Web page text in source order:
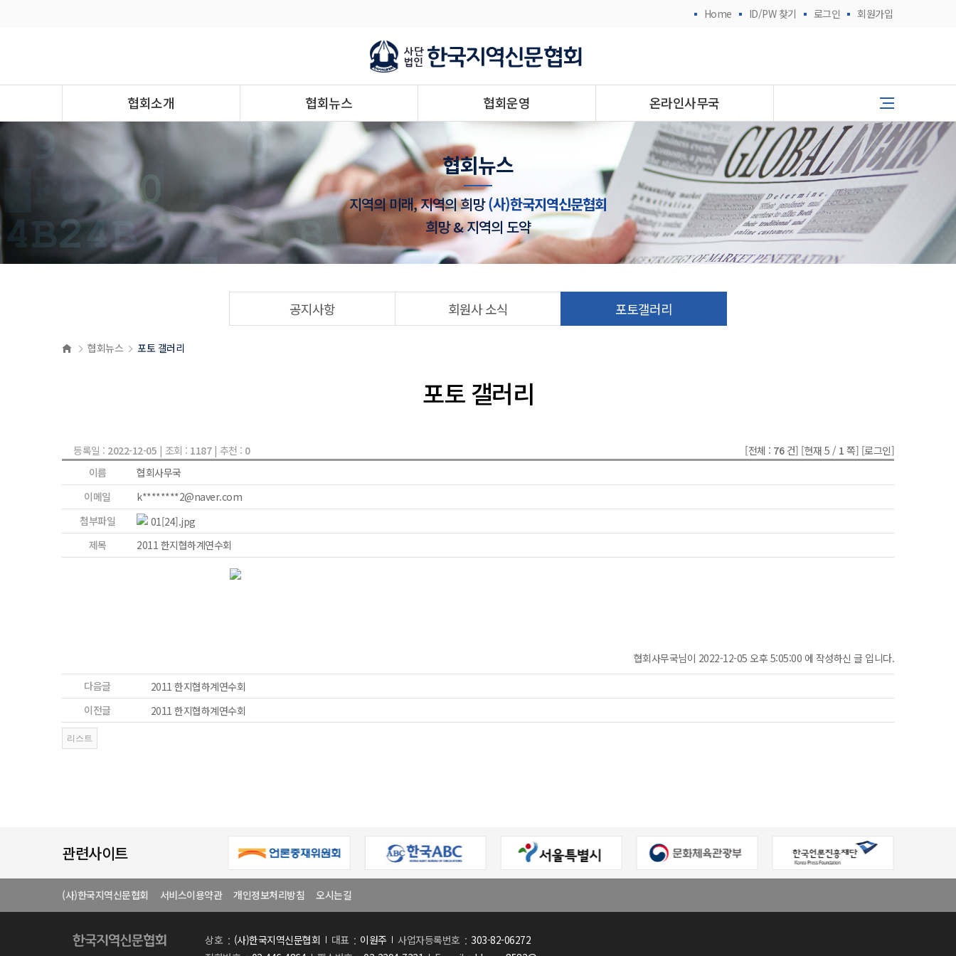
Home ID/PW 찾기 로그인 회원가입
협회소개 협회뉴스 협회운영 온라인사무국
협회뉴스
지역의 미래, 지역의 희망(사)한국지역신문협회
희망 & 지역의 도약
공지사항 회원사 소식 포토갤러리
협회뉴스 포토 갤러리
포토 갤러리
등록일 : 2022-12-05 | 조회 : 1187| 추천 : 0 [전체 : 76건] [현재 5 / 1 쪽] [로그인]
이름
협회사무국
이메일
k********2@naver.com
첨부파일
01[24].jpg
제목
2011 한지협하계연수회
협회사무국님이 2022-12-05 오후 5:05:00 에 작성하신 글 입니다.
다음글
2011 한지협하계연수회
이전글
2011 한지협하계연수회
관련사이트
(사)한국지역신문협회 서비스이용약관 개인정보처리방침 오시는길
상호 (사)한국지역신문협회 대표 이원주 사업자등록번호
303-82-06272